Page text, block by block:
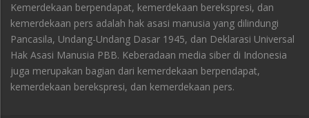
Kemerdekaan berpendapat, kemerdekaan berekspresi, dan
kemerdekaan pers adalah hak asasi manusia yang dilindungi
Pancasila, Undang-Undang Dasar 1945, dan Deklarasi Universal
Hak Asasi Manusia PBB. Keberadaan media siber di Indonesia
juga merupakan bagian dari kemerdekaan berpendapat,
kemerdekaan berekspresi, dan kemerdekaan pers.